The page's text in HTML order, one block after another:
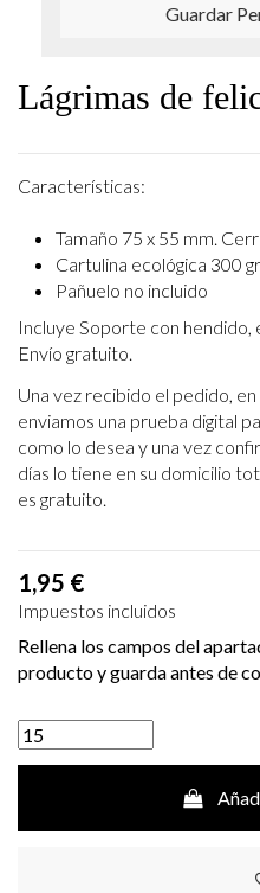
Guardar
Lágrimas de
Características:
Tamaño 75 x 55 mm.
Cartulina ecológica 300
Pañuelo no incluido
Incluye Soporte con hendido,
Envío gratuito.
Una vez recibido el pedido,
enviamos una prueba digital
como lo desea y una vez
días lo tiene en su domicilio
es gratuito.
1,95 €
Impuestos incluidos
Rellena los campos del
producto y guarda antes de